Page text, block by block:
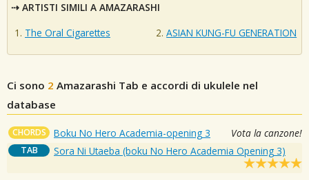
ARTISTI SIMILI A AMAZARASHI
The Oral Cigarettes
ASIAN KUNG-FU GENERATION
Ci sono 2 Amazarashi Tab e accordi di ukulele nel
database
CHORDS Boku No Hero Academia-opening 3 Vota la canzone!
TAB Sora Ni Utaeba (boku No Hero Academia Opening 3)